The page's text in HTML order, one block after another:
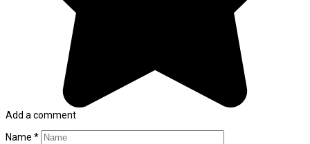
Add a comment
Name *